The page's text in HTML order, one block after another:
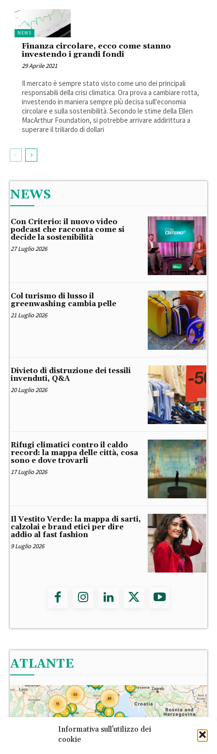
Informativa sull'utilizzo dei
cookie
NEWS
Finanza circolare, ecco come stanno
investendo i grandi fondi
29 Aprile 2021
Il mercato è sempre stato visto come uno dei principali
responsabili della crisi climatica. Ora prova a cambiare rotta,
investendo in maniera sempre più decisa sull'economia
circolare e sulla sostenibilità. Secondo le stime della Ellen
MacArthur Foundation, si potrebbe arrivare addirittura a
superare il triliardo di dollari
NEWS
Con Criterio: il nuovo video
podcast che racconta come si
decide la sostenibilità
27 Luglio 2026
Col turismo di lusso il
greenwashing cambia pelle
21 Luglio 2026
Divieto di distruzione dei tessili
invenduti, Q&A
20 Luglio 2026
Rifugi climatici contro il caldo
record: la mappa delle città, cosa
sono e dove trovarli
17 Luglio 2026
Il Vestito Verde: la mappa di sarti,
calzolai e brand etici per dire
addio al fast fashion
9 Luglio 2026
ATLANTE